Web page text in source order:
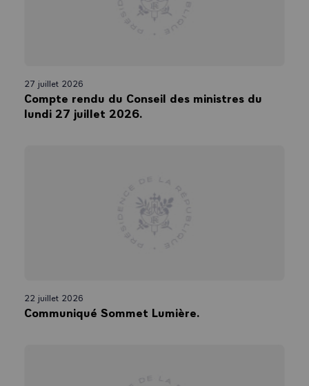
27 juillet 2026
Compte rendu du Conseil des ministres du
lundi 27 juillet 2026.
22 juillet 2026
Communiqué Sommet Lumière.